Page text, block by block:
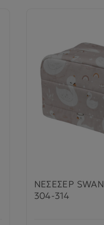
ΝΕΣΕΣΕΡ SWAN
304-314